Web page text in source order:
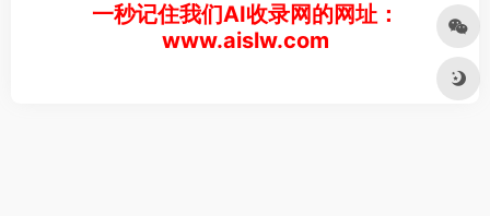
一秒记住我们AI收录网的网址：
www.aislw.com